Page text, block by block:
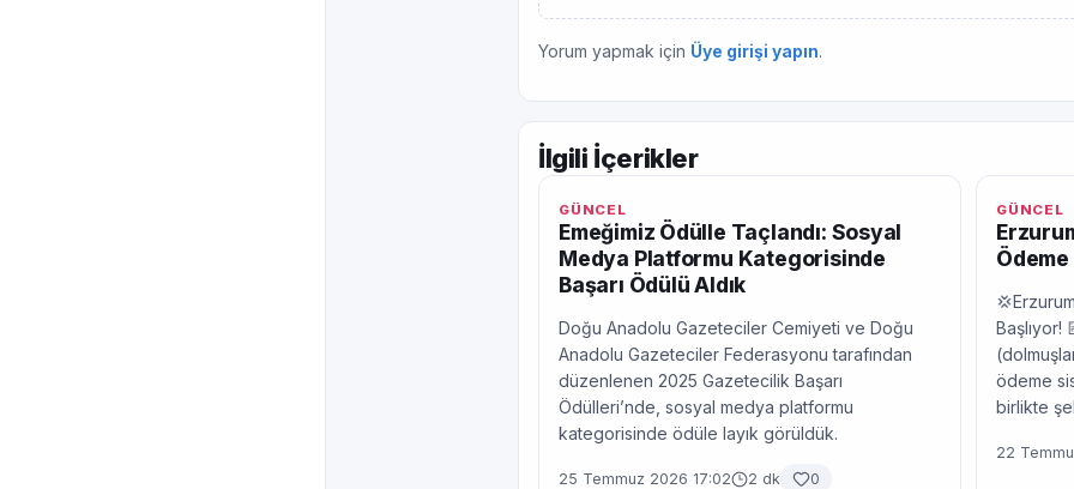
Yorum yapmak için Üye girişi yapın.
İlgili İçerikler
GÜNCEL
Emeğimiz Ödülle Taçlandı: Sosyal
Medya Platformu Kategorisinde
Başarı Ödülü Aldık
Doğu Anadolu Gazeteciler Cemiyeti ve Doğu
Anadolu Gazeteciler Federasyonu tarafından
düzenlenen 2025 Gazetecilik Başarı
Ödülleri’nde, sosyal medya platformu
kategorisinde ödüle layık görüldük.
25 Temmuz 2026 17:02 2 dk 0
GÜNCEL
Başlıyor!
ödeme
birlikte
22